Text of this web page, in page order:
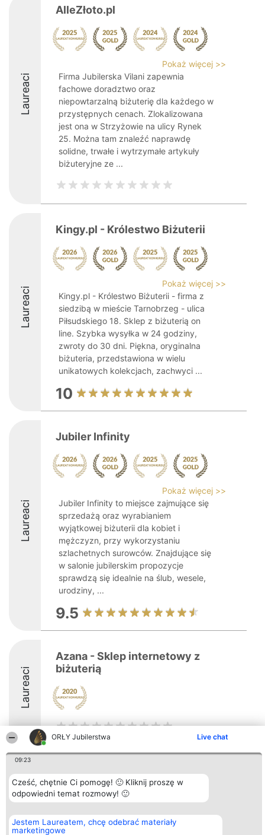
ORŁY Jubilerstwa Live chat
09:23
Cześć, chętnie Ci pomogę! 🙂 Kliknij proszę w
odpowiedni temat rozmowy! 🙂
Jestem Laureatem, chcę odebrać materiały
marketingowe
Laureaci
AlleZłoto.pl
Pokaż więcej >>
Firma Jubilerska Vilani zapewnia
fachowe doradztwo oraz
niepowtarzalną biżuterię dla każdego w
przystępnych cenach. Zlokalizowana
jest ona w Strzyżowie na ulicy Rynek
25. Można tam znaleźć naprawdę
solidne, trwałe i wytrzymałe artykuły
biżuteryjne ze ...
Laureaci
Kingy.pl - Królestwo Biżuterii
Pokaż więcej >>
Kingy.pl - Królestwo Biżuterii - firma z
siedzibą w mieście Tarnobrzeg - ulica
Piłsudskiego 18. Sklep z biżuterią on
line. Szybka wysyłka w 24 godziny,
zwroty do 30 dni. Piękna, oryginalna
biżuteria, przedstawiona w wielu
unikatowych kolekcjach, zachwyci ...
10
Laureaci
Jubiler Infinity
Pokaż więcej >>
Jubiler Infinity to miejsce zajmujące się
sprzedażą oraz wyrabianiem
wyjątkowej biżuterii dla kobiet i
mężczyzn, przy wykorzystaniu
szlachetnych surowców. Znajdujące się
w salonie jubilerskim propozycje
sprawdzą się idealnie na ślub, wesele,
urodziny, ...
9.5
Laureaci
Azana - Sklep internetowy z
biżuterią
Bright Side Solutions sp. z o.
o. sp. k.
ul. Ruska 22
Wrocław 50-079
381313360 | NIP 8943132676
+48 508 492 400
Laureaci
Lista
wszystkich
Laureatów
Regulamin